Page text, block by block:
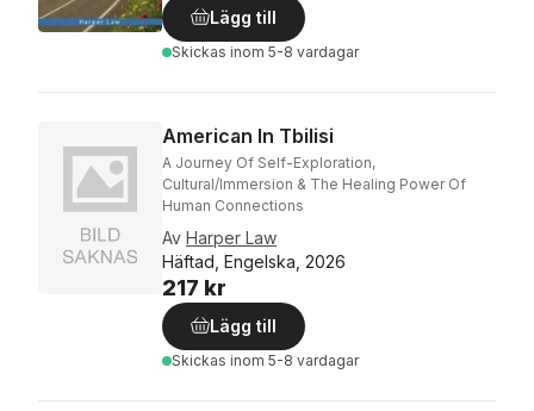
Lägg till
Skickas inom 5-8 vardagar
American In Tbilisi
A Journey Of Self-Exploration,
Cultural/Immersion & The Healing Power Of
Human Connections
Av Harper Law
Häftad, Engelska, 2026
217 kr
Lägg till
Skickas inom 5-8 vardagar